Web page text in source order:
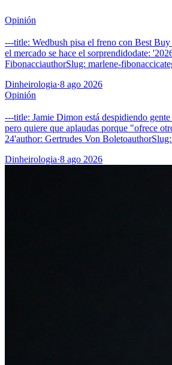
Opinión
---title: Wedbush pisa el freno con Best
el mercado se hace el sorprendidodate:
FibonacciauthorSlug: marlene-
Dinheirologia·8 ago 2026
Opinión
---title: Jamie Dimon está despidiendo
pero quiere que aplaudas porque "ofrece
24'author: Gertrudes Von
Dinheirologia·8 ago 2026